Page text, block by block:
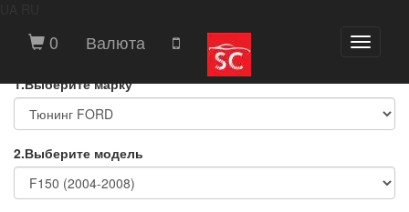
Toggle
0 Валюта
ВЫБЕРИТЕ МАРКУ И МОДЕЛЬ
АВТОМОБИЛЯ
1.Выберите марку
2.Выберите модель